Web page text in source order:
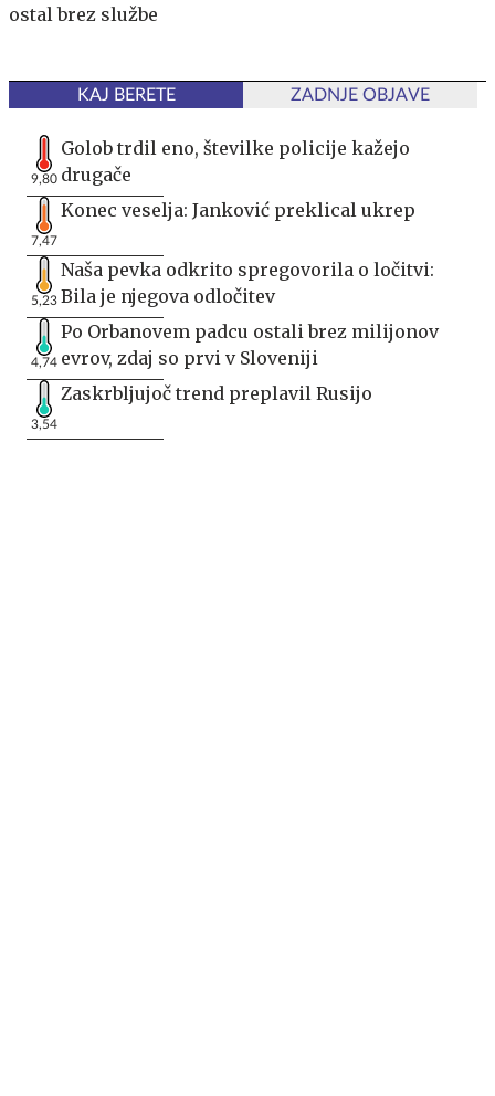
ostal brez službe
KAJ BERETE ZADNJE OBJAVE
9,80
Golob trdil eno, številke policije kažejo
drugače
7,47
Konec veselja: Janković preklical ukrep
5,23
Naša pevka odkrito spregovorila o ločitvi:
Bila je njegova odločitev
4,74
Po Orbanovem padcu ostali brez milijonov
evrov, zdaj so prvi v Sloveniji
3,54
Zaskrbljujoč trend preplavil Rusijo